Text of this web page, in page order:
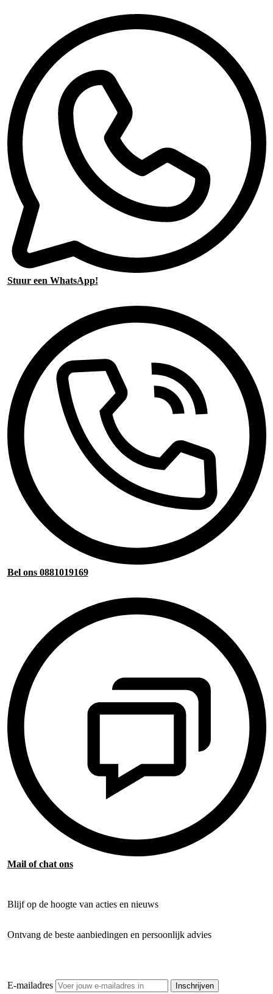
Stuur een WhatsApp!
Bel ons 0881019169
Mail of chat ons
Blijf op de hoogte van acties en nieuws
Ontvang de beste aanbiedingen en persoonlijk advies
E-mailadres Inschrijven